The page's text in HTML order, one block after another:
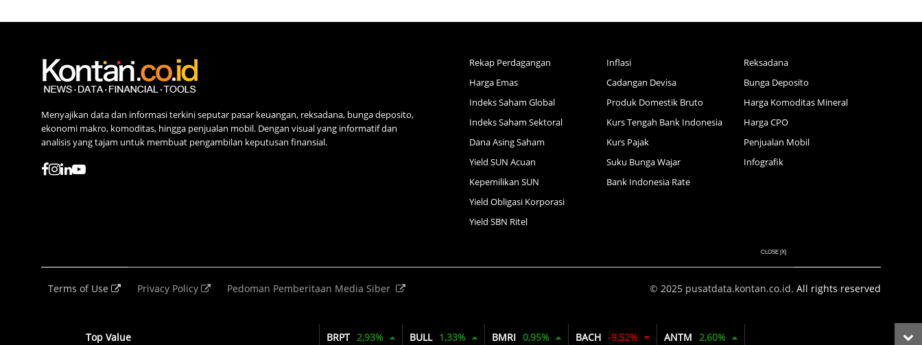
CLOSE [X]
Top Value BRPT 2,93% BULL 1,33% BMRI 0,95% BACH -9,52% ANTM 2,60%
Menyajikan data dan informasi terkini seputar pasar keuangan, reksadana, bunga deposito,
ekonomi makro, komoditas, hingga penjualan mobil. Dengan visual yang informatif dan
analisis yang tajam untuk membuat pengambilan keputusan finansial.
Rekap Perdagangan
Harga Emas
Indeks Saham Global
Indeks Saham Sektoral
Dana Asing Saham
Yield SUN Acuan
Kepemilikan SUN
Yield Obligasi Korporasi
Yield SBN Ritel
Inflasi
Cadangan Devisa
Produk Domestik Bruto
Kurs Tengah Bank Indonesia
Kurs Pajak
Suku Bunga Wajar
Bank Indonesia Rate
Reksadana
Bunga Deposito
Harga Komoditas Mineral
Harga CPO
Penjualan Mobil
Infografik
Terms of Use Privacy Policy Pedoman Pemberitaan Media Siber © 2025 pusatdata.kontan.co.id. All rights reserved